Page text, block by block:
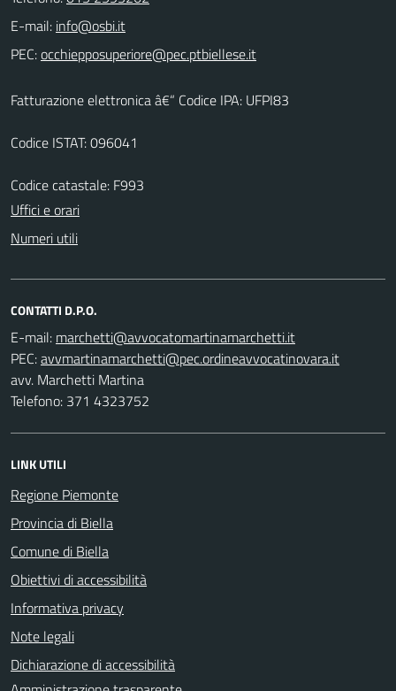
E-mail:
PEC:
Fatturazione elettronica â€“ Codice IPA: UFPI83
Codice ISTAT: 096041
Codice catastale: F993
Uffici e orari
Numeri utili
CONTATTI D.P.O.
E-mail:
PEC:
avv. Marchetti Martina
Telefono: 371 4323752
LINK UTILI
Regione Piemonte
Provincia di Biella
Comune di Biella
Obiettivi di accessibilità
Informativa privacy
Note legali
Dichiarazione di accessibilità